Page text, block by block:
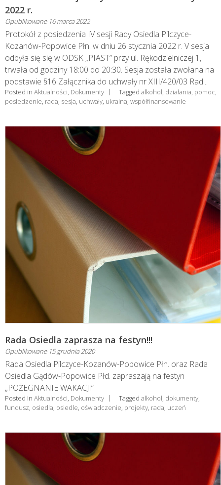
2022 r.
Opublikowane 16 marca 2022
Protokół z posiedzenia IV sesji Rady Osiedla Pilczyce-
Kozanów-Popowice Płn. w dniu 26 stycznia 2022 r. V sesja
odbyła się się w ODSK „PIAST” przy ul. Rękodzielniczej 1,
trwała od godziny 18:00 do 20:30. Sesja została zwołana na
podstawie §16 Załącznika do uchwały nr XIII/420/03 Rad...
Posted in Aktualności Dokumenty Tagged alkohol działania pomoc
posiedzenie rada sesja uchwały ukraina współfinansowanie
Rada Osiedla zaprasza na festyn!!!
Opublikowane 15 grudnia 2020
Rada Osiedla Pilczyce-Kozanów-Popowice Płn. oraz Rada
Osiedla Gądów-Popowice Płd. zapraszają na festyn
„POŻEGNANIE WAKACJI”
Posted in Aktualności, Dokumenty Tagged alkohol, dokumenty,
fundusz, osiedla, osiedle, oświadczenie, projekty, rada, uczeń